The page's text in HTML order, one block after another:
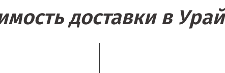
доставки в Урай